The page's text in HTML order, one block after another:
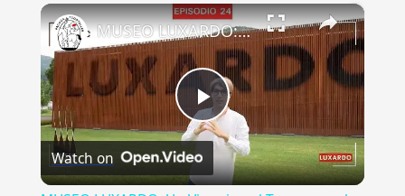
Fullscreen ×
Play
Video
MUSEO LUXARDO: Un Viaggio nel Tempo e nel Gusto
Watch on